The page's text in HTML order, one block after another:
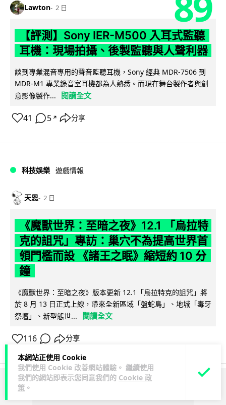
本網站正使用 Cookie
我們使用 Cookie 改善網站體驗。 繼續使用
我們的網站即表示您同意我們的 Cookie 政
策 。
Lawton 2 日
【評測】Sony IER-M500 入耳式監聽
耳機：現場拍攝、後製監聽與人聲利器
談到專業混音專用的聲音監聽耳機，Sony 經典 MDR-7506 到
MDR-M1 專業錄音室耳機都為人熟悉。而現在舞台製作者與創
意影像製作...
閱讀全文
41 5 ↗ 分享
科技娛樂 遊戲情報
天恩 2 日
《魔獸世界：至暗之夜》12.1 「烏拉特
克的詛咒」專訪：巢穴不為提高世界首
領門檻而設 《諸王之眠》縮短約 10 分
鐘
《魔獸世界：至暗之夜》版本更新 12.1「烏拉特克的詛咒」將
於 8 月 13 日正式上線，帶來全新區域「盤蛇島」、地城「毒牙
祭壇」、新型態世...
閱讀全文
116 分享